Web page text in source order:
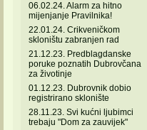
06.02.24. Alarm za hitno
mijenjanje Pravilnika!
22.01.24. Crikveničkom
skloništu zabranjen rad
21.12.23. Predblagdanske
poruke poznatih Dubrovčana
za životinje
01.12.23. Dubrovnik dobio
registrirano sklonište
28.11.23. Svi kućni ljubimci
trebaju "Dom za zauvijek"